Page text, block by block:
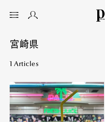
宮崎県
1 Articles